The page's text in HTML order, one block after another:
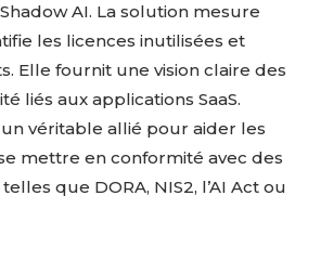
AI. La solution mesure
les licences inutilisées et
Elle fournit une vision claire des
liés aux applications SaaS.
véritable allié pour aider les
se mettre en conformité avec des
que DORA, NIS2, l’AI Act ou